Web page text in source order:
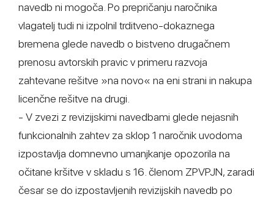
navedb ni mogoča. Po prepričanju naročnika
vlagatelj tudi ni izpolnil trditveno-dokaznega
bremena glede navedb o bistveno drugačnem
prenosu avtorskih pravic v primeru razvoja
zahtevane rešitve »na novo« na eni strani in nakupa
licenčne rešitve na drugi.
- V zvezi z revizijskimi navedbami glede nejasnih
funkcionalnih zahtev za sklop 1 naročnik uvodoma
izpostavlja domnevno umanjkanje opozorila na
očitane kršitve v skladu s 16. členom ZPVPJN, zaradi
česar se do izpostavljenih revizijskih navedb po